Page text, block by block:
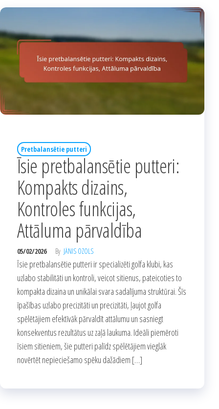
Pretbalansētie putteri
Īsie pretbalansētie putteri:
Kompakts dizains,
Kontroles funkcijas,
Attāluma pārvaldība
05/02/2026 By JĀNIS OZOLS
Īsie pretbalansētie putteri ir specializēti golfa klubi, kas
uzlabo stabilitāti un kontroli, veicot sitienus, pateicoties to
kompakta dizaina un unikālai svara sadalījuma struktūrai. Šīs
īpašības uzlabo precizitāti un precizitāti, ļaujot golfa
spēlētājiem efektīvāk pārvaldīt attālumu un sasniegt
konsekventus rezultātus uz zaļā laukuma. Ideāli piemēroti
īsiem sitieniem, šie putteri palīdz spēlētājiem vieglāk
novērtēt nepieciešamo spēku dažādiem […]